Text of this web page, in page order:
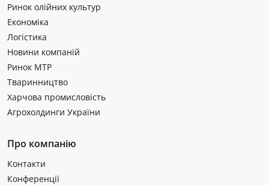
Ринок олійних культур
Економіка
Логістика
Новини компаній
Ринок МТР
Тваринництво
Харчова промисловість
Агрохолдинги України
Про компанію
Контакти
Конференції